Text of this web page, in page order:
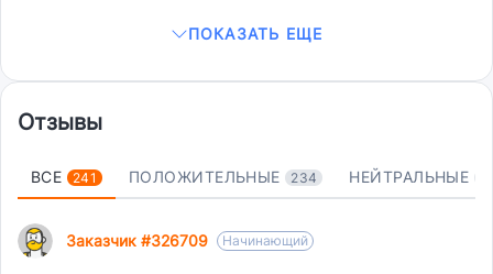
ПОКАЗАТЬ ЕЩЕ
Отзывы
ВСЕ 241 ПОЛОЖИТЕЛЬНЫЕ 234 НЕЙТРАЛЬНЫЕ
Заказчик #326709 Начинающий